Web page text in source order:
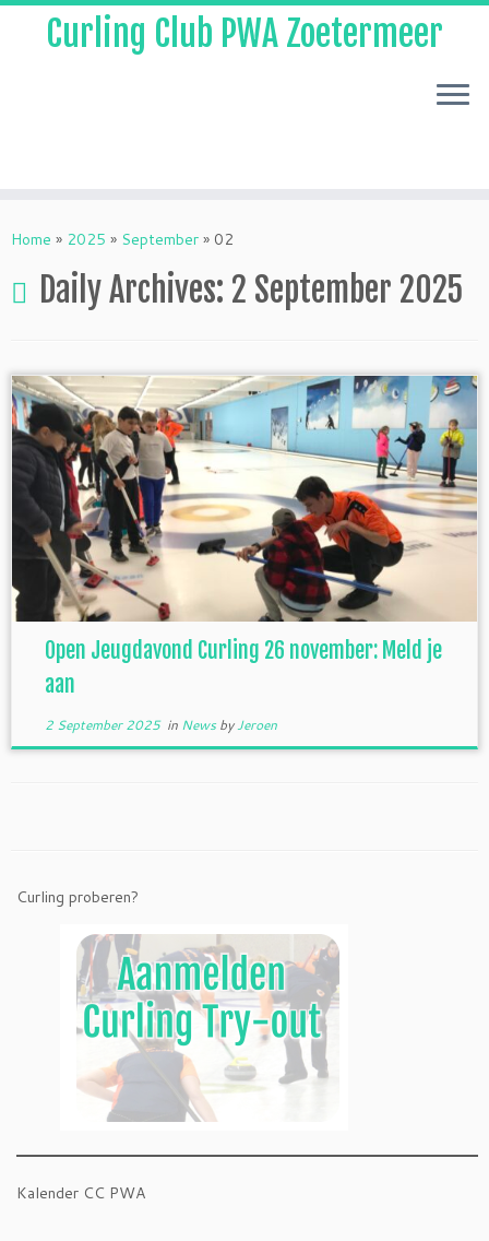
to
Curling Club PWA Zoetermeer
Home » 2025 » September » 02
Daily Archives: 2 September 2025
Open Jeugdavond Curling 26 november: Meld je
aan
2 September 2025in NewsbyJeroen
Curling proberen?
Kalender CC PWA